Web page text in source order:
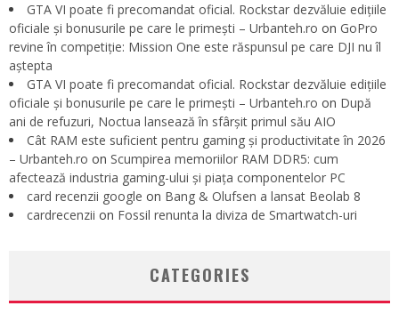
GTA VI poate fi precomandat oficial. Rockstar dezvăluie edițiile
oficiale și bonusurile pe care le primești – Urbanteh.ro on GoPro
revine în competiție: Mission One este răspunsul pe care DJI nu îl
aștepta
GTA VI poate fi precomandat oficial. Rockstar dezvăluie edițiile
oficiale și bonusurile pe care le primești – Urbanteh.ro on După
ani de refuzuri, Noctua lansează în sfârșit primul său AIO
Cât RAM este suficient pentru gaming și productivitate în 2026
– Urbanteh.ro on Scumpirea memoriilor RAM DDR5: cum
afectează industria gaming-ului și piața componentelor PC
card recenzii google on Bang & Olufsen a lansat Beolab 8
cardrecenzii on Fossil renunta la diviza de Smartwatch-uri
CATEGORIES